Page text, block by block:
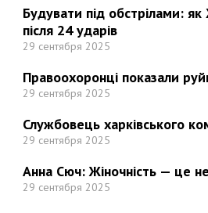
Будувати під обстрілами: як
після 24 ударів
29 сентября 2025
Правоохоронці показали
29 сентября 2025
Службовець харківського
29 сентября 2025
Анна Сюч: Жіночність — це
29 сентября 2025